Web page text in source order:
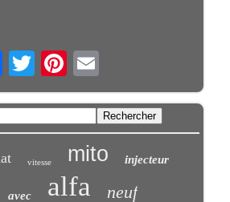
Email
vitesse mito injecteur
avec alfa neuf